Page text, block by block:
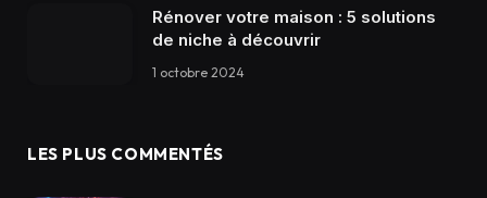
Rénover votre maison : 5 solutions
de niche à découvrir
1 octobre 2024
LES PLUS COMMENTÉS